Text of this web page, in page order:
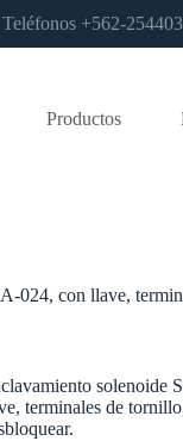
+562-
Productos
024, con llave,
solenoide
terminales de